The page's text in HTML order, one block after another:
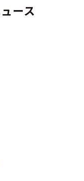
ース